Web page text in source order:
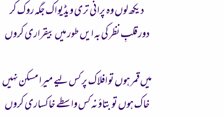
دیکھ لوں وہ پرانی تری ویڈیو اک جگہ روک کر
دور قلبِ نظر کی بہ ایں طور میں بیقراری کروں
میں قمر ہوں تو افلاک پر کس لیے میرا مسکن نہیں
خاک ہوں تو بتاؤ نہ کس واسطے خاکساری کروں